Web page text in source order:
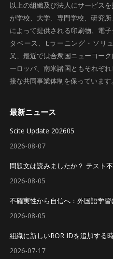
以上の組織及び法人にサービス
が学校、大学、専門学校、研究
によって提供される印刷物、電
タベース、Eラーニング・ソリ
又、最近では合衆国ニューヨー
ーロッパ、南米諸国ともそれぞ
接な共同事業体制を保っています。
最新ニュース
Scite Update 202605
2026-08-07
問題文は読みましたか？ テスト
2026-08-05
不確実性から自信へ：外国語学
2026-08-05
組織に新しいROR IDを追加する
2026-07-17